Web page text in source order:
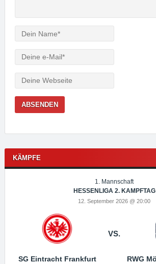
Verfasser
Mail
Webseite
KÄMPFE
1. Mannschaft
HESSENLIGA 2. KAMPFTAG
12. September 2026 @ 20:00
SG Eintracht Frankfurt
VS.